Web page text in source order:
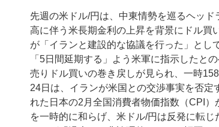
先週の米ドル/円は、中東情勢を巡るヘッ
高に伴う米長期金利の上昇を背景にドル買
が「イランと建設的な協議を行った」とし
「5日間延期する」よう米軍に指示したと
売りドル買いの巻き戻しが見られ、一時
24日は、イランが米国との交渉事実を否
れた日本の2月全国消費者物価指数（CPI
を一時的に和らげ、米ドル/円は反発に転